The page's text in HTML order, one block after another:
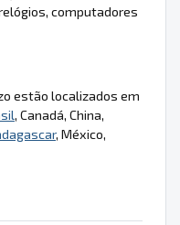
computadores
estão localizados em
, Canadá, China,
, México,